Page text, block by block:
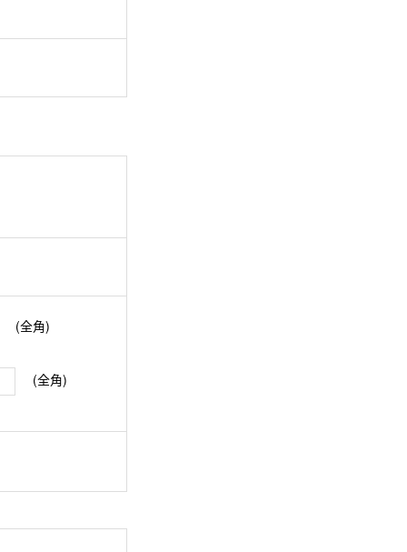
(全角)
(全角)